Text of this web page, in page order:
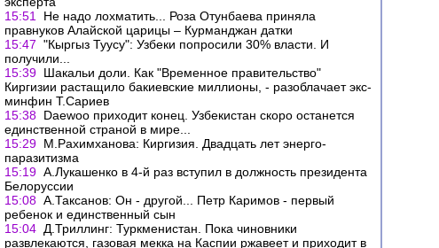
15:51
Не надо лохматить... Роза Отунбаева приняла
правнуков Алайской царицы – Курманджан датки
15:47 "Кыргыз Туусу": Узбеки попросили 30% власти. И
получили...
15:39 Шакальи доли. Как "Временное правительство"
Киргизии растащило бакиевские миллионы, - разоблачает экс-
минфин Т.Сариев
15:38 Daewoo приходит конец. Узбекистан скоро останется
единственной страной в мире...
15:29 М.Рахимханова: Киргизия. Двадцать лет энерго-
паразитизма
15:19 А.Лукашенко в 4-й раз вступил в должность президента
Белоруссии
15:08 А.Таксанов: Он - другой... Петр Каримов - первый
ребенок и единственный сын
15:04 Д.Триллинг: Туркменистан. Пока чиновники
развлекаются, газовая мекка на Каспии ржавеет и приходит в